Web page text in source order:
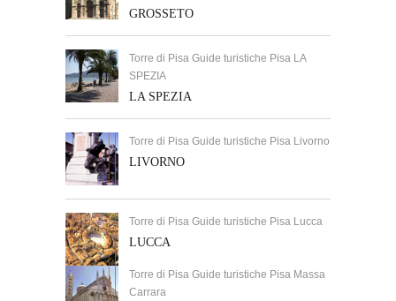
GROSSETO
Torre di Pisa Guide turistiche Pisa LA
SPEZIA
LA SPEZIA
Torre di Pisa Guide turistiche Pisa Livorno
LIVORNO
Torre di Pisa Guide turistiche Pisa Lucca
LUCCA
Torre di Pisa Guide turistiche Pisa Massa
Carrara